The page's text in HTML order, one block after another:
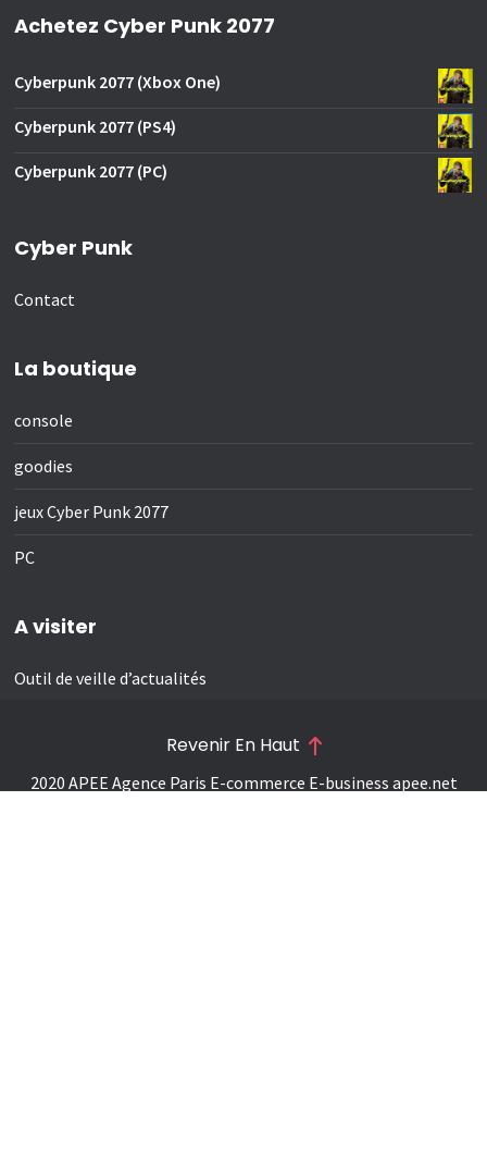
Achetez Cyber Punk 2077
Cyberpunk 2077 (Xbox One)
Cyberpunk 2077 (PS4)
Cyberpunk 2077 (PC)
Cyber Punk
Contact
La boutique
console
goodies
jeux Cyber Punk 2077
PC
A visiter
Outil de veille d’actualités
2020 APEE Agence Paris E-commerce E-business apee.net
Revenir En Haut